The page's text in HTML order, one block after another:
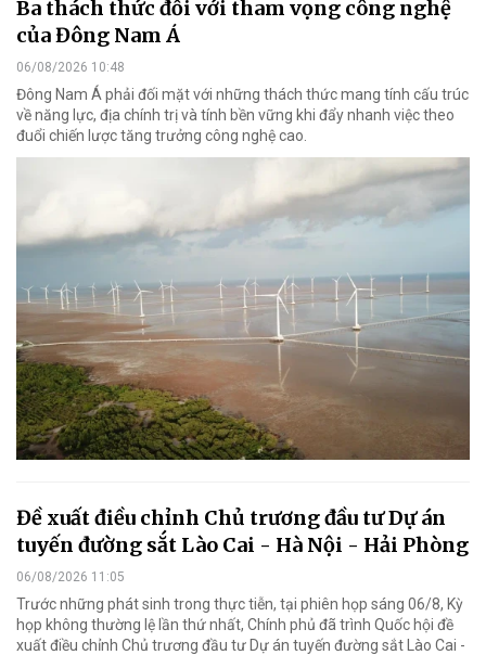
Ba thách thức đối với tham vọng công nghệ
của Đông Nam Á
06/08/2026 10:48
Đông Nam Á phải đối mặt với những thách thức mang tính cấu trúc
về năng lực, địa chính trị và tính bền vững khi đẩy nhanh việc theo
đuổi chiến lược tăng trưởng công nghệ cao.
Đề xuất điều chỉnh Chủ trương đầu tư Dự án
tuyến đường sắt Lào Cai - Hà Nội - Hải Phòng
06/08/2026 11:05
Trước những phát sinh trong thực tiễn, tại phiên họp sáng 06/8, Kỳ
họp không thường lệ lần thứ nhất, Chính phủ đã trình Quốc hội đề
xuất điều chỉnh Chủ trương đầu tư Dự án tuyến đường sắt Lào Cai -